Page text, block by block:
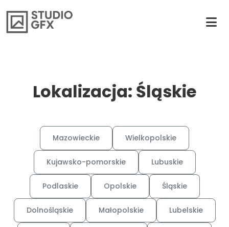
Lokalizacja: Śląskie
Mazowieckie Wielkopolskie
Kujawsko-pomorskie Lubuskie
Podlaskie Opolskie Śląskie
Dolnośląskie Małopolskie Lubelskie